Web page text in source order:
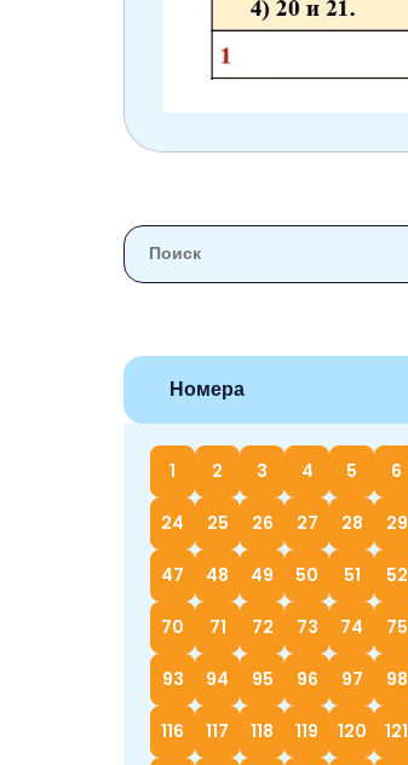
Номера
1 2 3 4 5 6
24 25 26 27 28 29
47 48 49 50 51 52
70 71 72 73 74 75
93 94 95 96 97 98
116 117 118 119 120 121